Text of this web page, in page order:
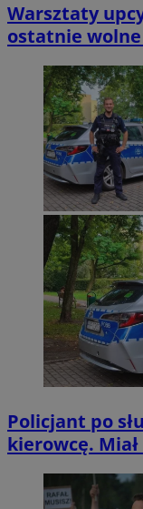
Warsztaty
ostatnie
Policjant po
kierowcę.